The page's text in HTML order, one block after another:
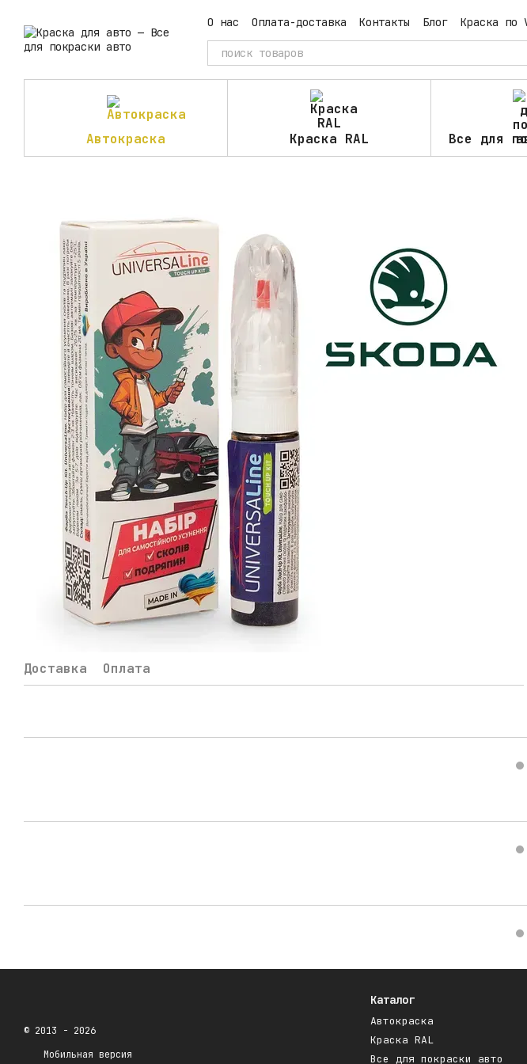
О нас Оплата-доставка Контакты Блог Краска по
Автокраска Краска RAL Все для
Доставка Оплата
© 2013 - 2026
Мобильная версия
Каталог
Автокраска
Краска RAL
Все для покраски авто